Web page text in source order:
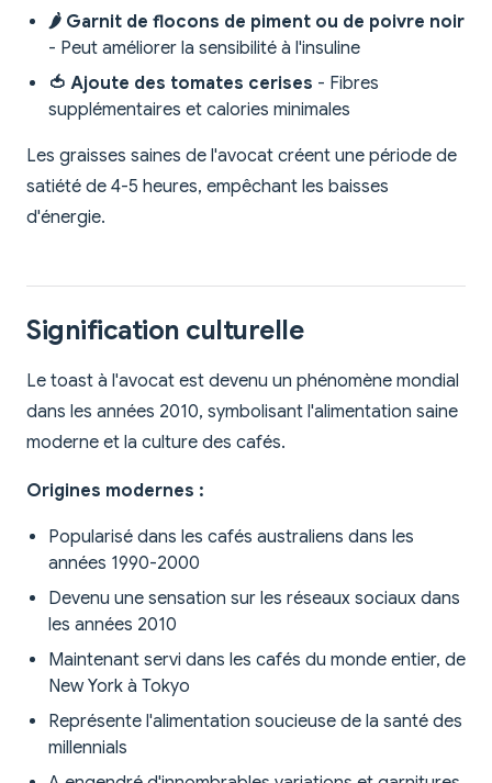
🌶️ Garnit de flocons de piment ou de poivre noir
- Peut améliorer la sensibilité à l'insuline
🍅 Ajoute des tomates cerises - Fibres
supplémentaires et calories minimales
Les graisses saines de l'avocat créent une période de
satiété de 4-5 heures, empêchant les baisses
d'énergie.
Signification culturelle
Le toast à l'avocat est devenu un phénomène mondial
dans les années 2010, symbolisant l'alimentation saine
moderne et la culture des cafés.
Origines modernes :
Popularisé dans les cafés australiens dans les
années 1990-2000
Devenu une sensation sur les réseaux sociaux dans
les années 2010
Maintenant servi dans les cafés du monde entier, de
New York à Tokyo
Représente l'alimentation soucieuse de la santé des
millennials